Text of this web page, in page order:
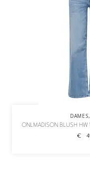
DAMES,
ONLMADISON BLUSH HW
€